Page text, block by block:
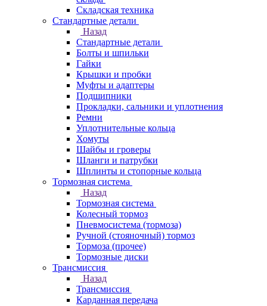
Складская техника
Стандартные детали
Назад
Стандартные детали
Болты и шпильки
Гайки
Крышки и пробки
Муфты и адаптеры
Подшипники
Прокладки, сальники и уплотнения
Ремни
Уплотнительные кольца
Хомуты
Шайбы и гроверы
Шланги и патрубки
Шплинты и стопорные кольца
Тормозная система
Назад
Тормозная система
Колесный тормоз
Пневмосиcтема (тормоза)
Ручной (стояночный) тормоз
Тормоза (прочее)
Тормозные диски
Трансмиссия
Назад
Трансмиссия
Карданная передача